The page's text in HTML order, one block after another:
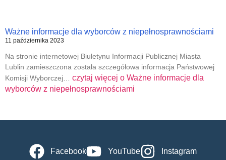
Ważne informacje dla wyborców z niepełnosprawnościami
11 października 2023
Na stronie internetowej Biuletynu Informacji Publicznej Miasta
Lublin zamieszczona została szczegółowa informacja Państwowej
Komisji Wyborczej… czytaj więcej o Ważne informacje dla
wyborców z niepełnosprawnościami
Facebook YouTube Instagram